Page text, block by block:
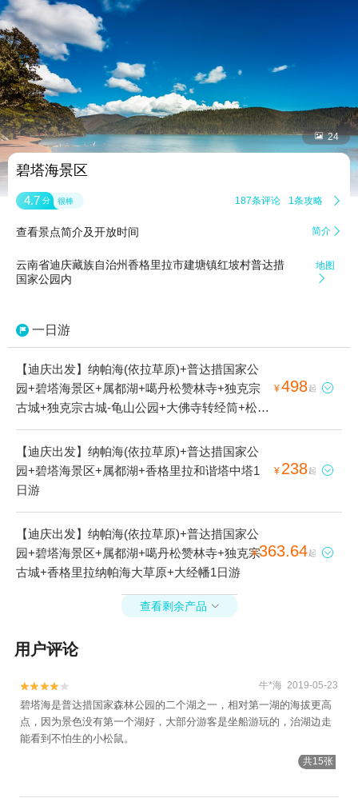
 24
碧塔海景区
4.7 分 很棒 187条评论 1条攻略 
查看景点简介及开放时间 简介 
云南省迪庆藏族自治州香格里拉市建塘镇红坡村普达措
国家公园内
地图

一日游
【迪庆出发】纳帕海(依拉草原)+普达措国家公
园+碧塔海景区+属都湖+噶丹松赞林寺+独克宗
古城+独克宗古城-龟山公园+大佛寺转经筒+松赞
林景区+大经幡+古城非遗体验中心1日游
¥498起 
【迪庆出发】纳帕海(依拉草原)+普达措国家公
园+碧塔海景区+属都湖+香格里拉和谐塔中塔1
日游
¥ 238起 
【迪庆出发】纳帕海(依拉草原)+普达措国家公
园+碧塔海景区+属都湖+噶丹松赞林寺+独克宗
古城+香格里拉纳帕海大草原+大经幡1日游
¥363.64起 
查看剩余产品 
用户评论

 牛*海 2019-05-23
碧塔海是普达措国家森林公园的二个湖之一，相对第一湖的海拔更高
点，因为景色没有第一个湖好，大部分游客是坐船游玩的，治湖边走
能看到不怕生的小松鼠。
共15张
